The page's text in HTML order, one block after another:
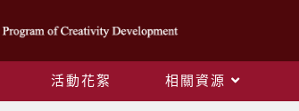
活動花絮 相關資源